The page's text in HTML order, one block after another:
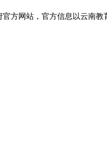
网站，官方信息以云南教